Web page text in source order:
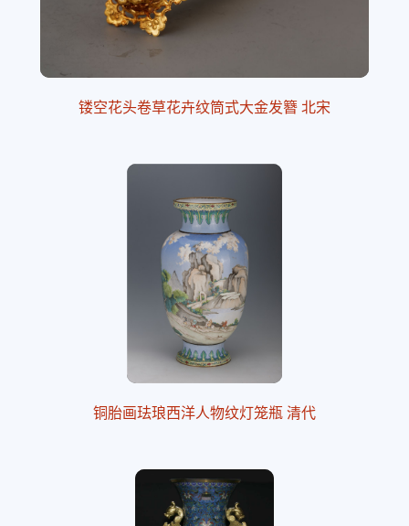
镂空花头卷草花卉纹筒式大金发簪 北宋
铜胎画珐琅西洋人物纹灯笼瓶 清代